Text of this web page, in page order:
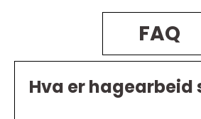
FAQ
Hva er hagearbeid